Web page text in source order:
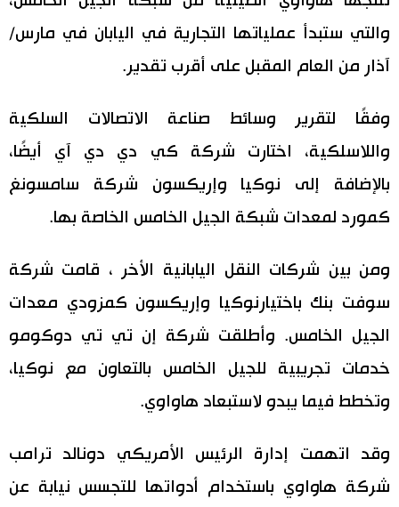
تجارب وآراء
سياسة
اقتصاد
مجتمع
ثقافة
لايف ستايل
طوكيو
إعلان
موسوعة اليابان
هو وهي
المطبخ الياباني
والتي ستبدأ عملياتها التجارية في اليابان في مارس/
آذار من العام المقبل على أقرب تقدير.
وفقًا لتقرير وسائط صناعة الاتصالات السلكية
واللاسلكية، اختارت شركة كي دي دي آي أيضًا،
بالإضافة إلى نوكيا وإريكسون شركة سامسونغ
كمورد لمعدات شبكة الجيل الخامس الخاصة بها.
ومن بين شركات النقل اليابانية الأخر ، قامت شركة
سوفت بنك باختيارنوكيا وإريكسون كمزودي معدات
الجيل الخامس. وأطلقت شركة إن تي تي دوكومو
خدمات تجريبية للجيل الخامس بالتعاون مع نوكيا،
وتخطط فيما يبدو لاستبعاد هاواوي.
وقد اتهمت إدارة الرئيس الأمريكي دونالد ترامب
شركة هاواوي باستخدام أدواتها للتجسس نيابة عن